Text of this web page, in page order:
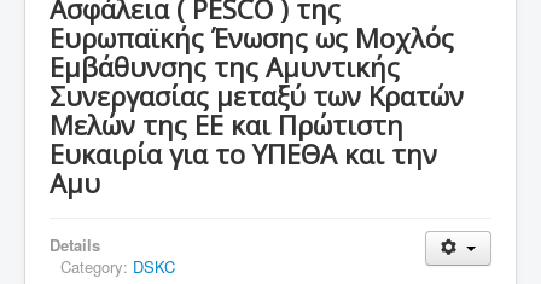
Ασφάλεια ( PESCO ) της
Ευρωπαϊκής Ένωσης ως Μοχλός
Εμβάθυνσης της Αμυντικής
Συνεργασίας μεταξύ των Κρατών
Μελών της ΕΕ και Πρώτιστη
Ευκαιρία για το ΥΠΕΘΑ και την
Αμυ
Details
Category: DSKC